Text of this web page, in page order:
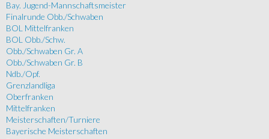
Bay. Jugend-Mannschaftsmeister
Finalrunde Obb./Schwaben
BOL Mittelfranken
BOL Obb./Schw.
Obb./Schwaben Gr. A
Obb./Schwaben Gr. B
Ndb./Opf.
Grenzlandliga
Oberfranken
Mittelfranken
Meisterschaften/Turniere
Bayerische Meisterschaften